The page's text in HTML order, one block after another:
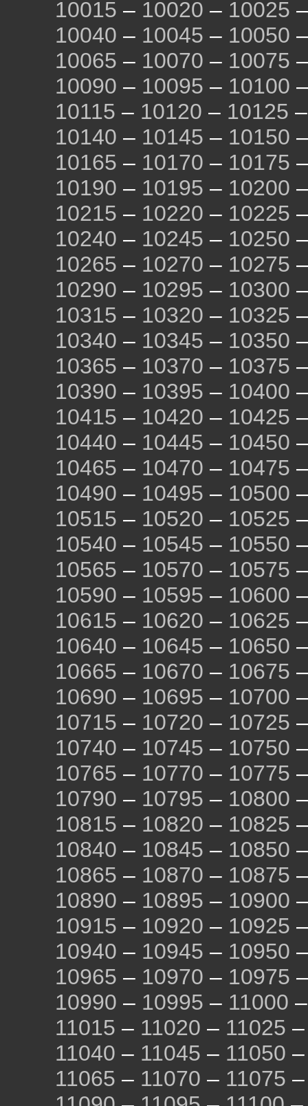
10015 – 10020 – 10025
10040 – 10045 – 10050
10065 – 10070 – 10075
10090 – 10095 – 10100
10115 – 10120 – 10125
10140 – 10145 – 10150
10165 – 10170 – 10175
10190 – 10195 – 10200
10215 – 10220 – 10225
10240 – 10245 – 10250
10265 – 10270 – 10275
10290 – 10295 – 10300
10315 – 10320 – 10325
10340 – 10345 – 10350
10365 – 10370 – 10375
10390 – 10395 – 10400
10415 – 10420 – 10425
10440 – 10445 – 10450
10465 – 10470 – 10475
10490 – 10495 – 10500
10515 – 10520 – 10525
10540 – 10545 – 10550
10565 – 10570 – 10575
10590 – 10595 – 10600
10615 – 10620 – 10625
10640 – 10645 – 10650
10665 – 10670 – 10675
10690 – 10695 – 10700
10715 – 10720 – 10725
10740 – 10745 – 10750
10765 – 10770 – 10775
10790 – 10795 – 10800
10815 – 10820 – 10825
10840 – 10845 – 10850
10865 – 10870 – 10875
10890 – 10895 – 10900
10915 – 10920 – 10925
10940 – 10945 – 10950
10965 – 10970 – 10975
10990 – 10995 – 11000
11015 – 11020 – 11025
11040 – 11045 – 11050
11065 – 11070 – 11075